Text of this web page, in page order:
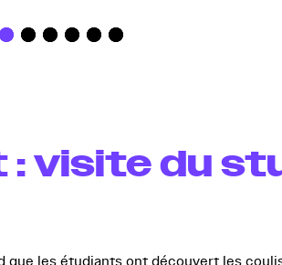
visite du
que les étudiants ont découvert les